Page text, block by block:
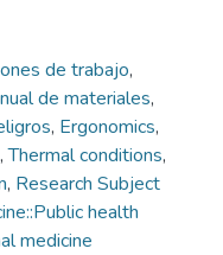
de trabajo,
de materiales,
, Ergonomics,
,Thermal conditions,
, Research Subject
health
medicine